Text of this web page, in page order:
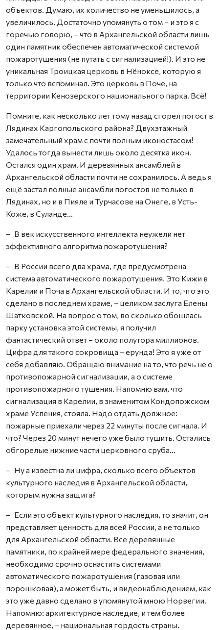
объектов. Думаю, их количество не уменьшилось, а
увеличилось. Достаточно упомянуть о том – и это я с
горечью говорю, – что в Архангельской области лишь
один памятник обеспечен автоматической системой
пожаротушения (не путать с сигнализацией!). И это не
уникальная Троицкая церковь в Нёноксе, которую я
только что вспоминал. Это церковь в Поче, на
территории Кенозерского национального парка. Всё!
Помните, как несколько лет тому назад сгорел погост в
Лядинах Каргопольского района? Двухэтажный
замечательный храм с почти полным иконостасом!
Удалось тогда вынести лишь около десятка икон.
Остался один храм. И деревянных ансамблей в
Архангельской области почти не сохранилось. А ведь я
ещё застал полные ансамбли погостов не только в
Лядинах, но и в Пияле и Турчасове на Онеге, в Усть-
Коже, в Суланде…
– В век искусственного интеллекта неужели нет
эффективного алгоритма пожаротушения?
– В России всего два храма, где предусмотрена
система автоматического пожаротушения. Это Кижи в
Карелии и Поча в Архангельской области. И то, что это
сделано в последнем храме, – целиком заслуга Елены
Шатковской. На вопрос о том, во сколько обошлась
парку установка этой системы, я получил
фантастический ответ – около полутора миллионов.
Цифра для такого сокровища – ерунда! Это я уже от
себя добавляю. Обращаю внимание на то, что речь не о
противопожарной сигнализации, а о системе
противопожарного тушения. Напомню вам, что
сигнализация в Карелии, в знаменитом Кондопожском
храме Успения, стояла. Надо отдать должное:
пожарные приехали через 22 минуты после сигнала. И
что? Через 20 минут нечего уже было тушить. Остались
обгорелые нижние части церковного сруба…
– Ну а известна ли цифра, сколько всего объектов
культурного наследия в Архангельской области,
которым нужна защита?
– Если это объект культурного наследия, то значит, он
представляет ценность для всей России, а не только
для Архангельской области. Все деревянные
памятники, по крайней мере федерального значения,
необходимо срочно оснастить системами
автоматического пожаротушения (газовая или
порошковая), а может быть, и видеонаблюдением, как
это уже давно сделано в упомянутой мною Норвегии.
Напомню: архитектурное наследие, и тем более
деревянное, – национальная гордость страны.